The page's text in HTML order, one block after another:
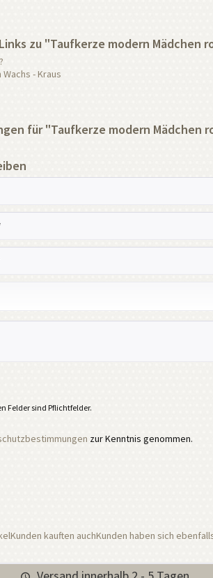
zu "Taufkerze modern Mädchen
- Kraus
für "Taufkerze modern Mädchen
Felder sind Pflichtfelder.
zur Kenntnis genommen.
Kunden kauften auchKunden haben sich